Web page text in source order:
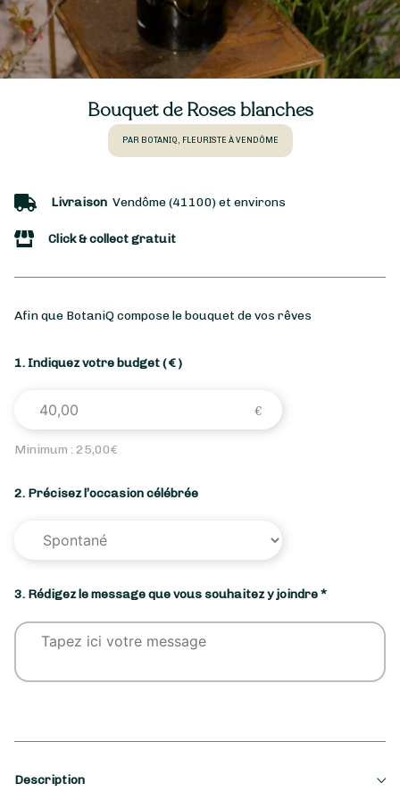
Bouquet de Roses blanches
PAR BOTANIQ, FLEURISTE À VENDÔME
Livraison Vendôme (41100) et environs
Click & collect gratuit
Afin que BotaniQ compose le bouquet de vos rêves
1. Indiquez votre budget( € )
Minimum : 25,00€
2. Précisez l’occasion célébrée
3. Rédigez le message que vous souhaitez y joindre *
Description